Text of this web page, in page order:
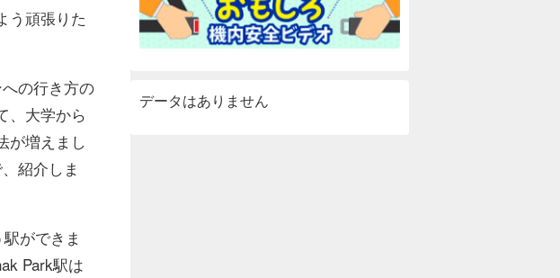
う頑張りた
の行き方の
、大学から
が増えまし
紹介しま
ができま
Park駅は
データはありません